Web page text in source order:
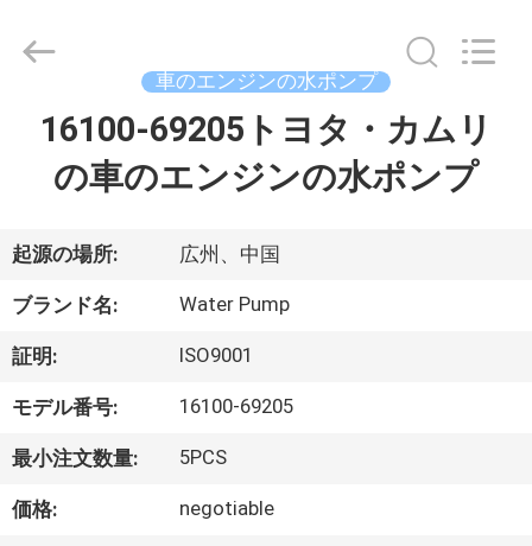
製
品
動
2026
GUANGZHOU
車のエンジンの水ポンプ
16100-69205トヨタ・カムリ
の車のエンジンの水ポンプ
起源の場所: 広州、中国
ブランド名: Water Pump
証明: ISO9001
モデル番号: 16100-69205
最小注文数量: 5PCS
価格: negotiable